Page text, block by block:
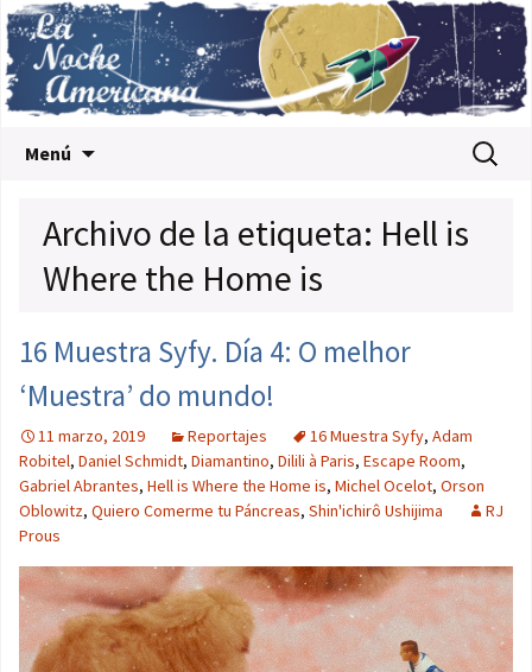
Menú Buscar:
Archivo de la etiqueta: Hell is
Where the Home is
16 Muestra Syfy. Día 4: O melhor
‘Muestra’ do mundo!
11 marzo, 2019 Reportajes 16 Muestra Syfy, Adam
Robitel, Daniel Schmidt, Diamantino, Dilili à Paris, Escape Room,
Gabriel Abrantes, Hell is Where the Home is, Michel Ocelot, Orson
Oblowitz, Quiero Comerme tu Páncreas, Shin'ichirô Ushijima
RJ
Prous